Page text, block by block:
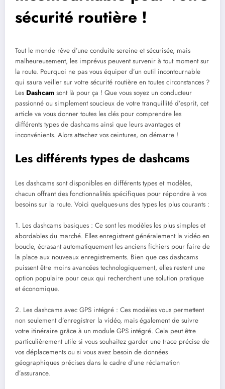
sécurité routière !
Tout le monde rêve d’une conduite sereine et sécurisée, mais
malheureusement, les imprévus peuvent survenir à tout moment sur
la route. Pourquoi ne pas vous équiper d’un outil incontournable
qui saura veiller sur votre sécurité routière en toutes circonstances ?
Les Dashcam sont là pour ça ! Que vous soyez un conducteur
passionné ou simplement soucieux de votre tranquillité d’esprit, cet
article va vous donner toutes les clés pour comprendre les
différents types de dashcams ainsi que leurs avantages et
inconvénients. Alors attachez vos ceintures, on démarre !
Les différents types de dashcams
Les dashcams sont disponibles en différents types et modèles,
chacun offrant des fonctionnalités spécifiques pour répondre à vos
besoins sur la route. Voici quelques-uns des types les plus courants :
1. Les dashcams basiques : Ce sont les modèles les plus simples et
abordables du marché. Elles enregistrent généralement la vidéo en
boucle, écrasant automatiquement les anciens fichiers pour faire de
la place aux nouveaux enregistrements. Bien que ces dashcams
puissent être moins avancées technologiquement, elles restent une
option populaire pour ceux qui recherchent une solution pratique
et économique.
2. Les dashcams avec GPS intégré : Ces modèles vous permettent
non seulement d’enregistrer la vidéo, mais également de suivre
votre itinéraire grâce à un module GPS intégré. Cela peut être
particulièrement utile si vous souhaitez garder une trace précise de
vos déplacements ou si vous avez besoin de données
géographiques précises dans le cadre d’une réclamation
d’assurance.